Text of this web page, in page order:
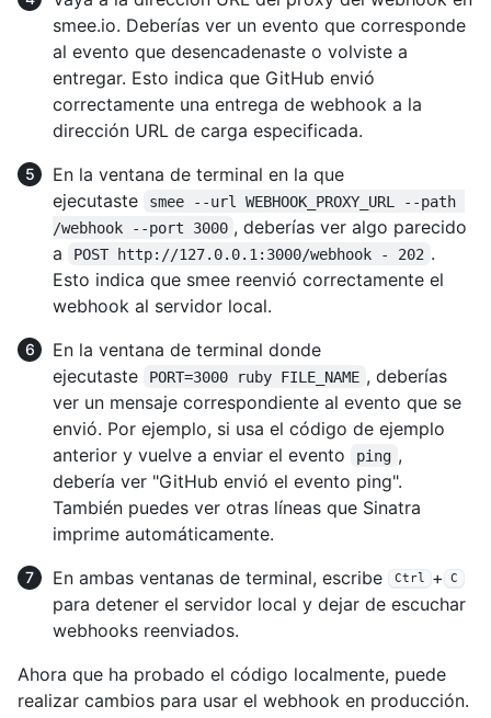
smee.io. Deberías ver un evento que corresponde
al evento que desencadenaste o volviste a
entregar. Esto indica que GitHub envió
correctamente una entrega de webhook a la
dirección URL de carga especificada.
En la ventana de terminal en la que
ejecutaste
smee --url WEBHOOK_PROXY_URL --path
/webhook --port 3000 , deberías ver algo parecido
a
POST http://127.0.0.1:3000/webhook - 202 .
Esto indica que smee reenvió correctamente el
webhook al servidor local.
En la ventana de terminal donde
ejecutaste
PORT=3000 ruby FILE_NAME , deberías
ver un mensaje correspondiente al evento que se
envió. Por ejemplo, si usa el código de ejemplo
anterior y vuelve a enviar el evento
ping ,
debería ver "GitHub envió el evento ping".
También puedes ver otras líneas que Sinatra
imprime automáticamente.
En ambas ventanas de terminal, escribe
Ctrl + C
para detener el servidor local y dejar de escuchar
webhooks reenviados.
Ahora que ha probado el código localmente, puede
realizar cambios para usar el webhook en producción.